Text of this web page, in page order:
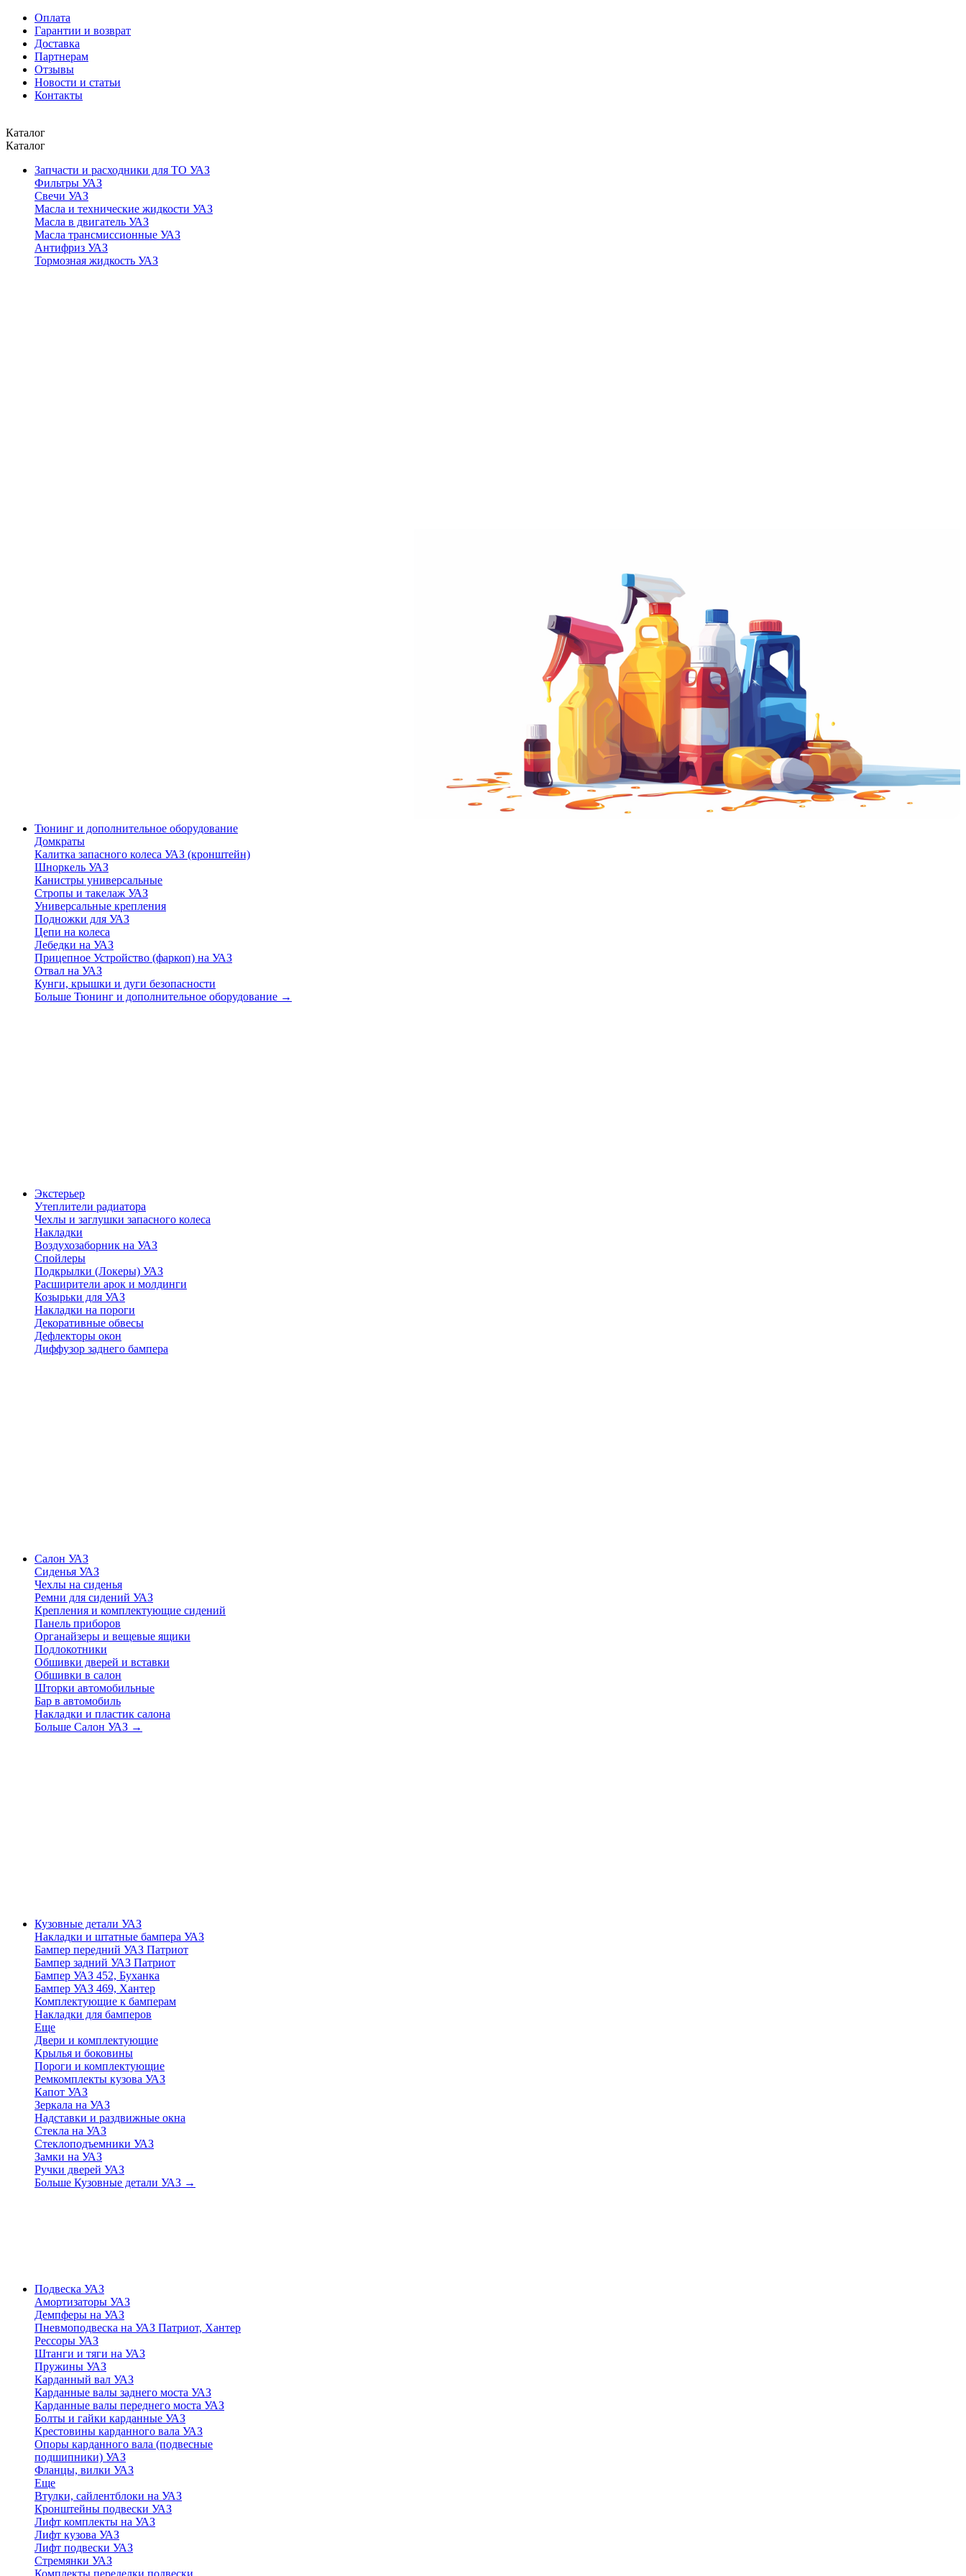
Оплата
Гарантии и возврат
Доставка
Партнерам
Отзывы
Новости и статьи
Контакты
Каталог
Каталог
Запчасти и расходники для ТО УАЗ
Фильтры УАЗ
Свечи УАЗ
Масла и технические жидкости УАЗ
Масла в двигатель УАЗ
Масла трансмиссионные УАЗ
Антифриз УАЗ
Тормозная жидкость УАЗ
Тюнинг и дополнительное оборудование
Домкраты
Калитка запасного колеса УАЗ (кронштейн)
Шноркель УАЗ
Канистры универсальные
Стропы и такелаж УАЗ
Универсальные крепления
Подножки для УАЗ
Цепи на колеса
Лебедки на УАЗ
Прицепное Устройство (фаркоп) на УАЗ
Отвал на УАЗ
Кунги, крышки и дуги безопасности
Больше Тюнинг и дополнительное оборудование →
Экстерьер
Утеплители радиатора
Чехлы и заглушки запасного колеса
Накладки
Воздухозаборник на УАЗ
Спойлеры
Подкрылки (Локеры) УАЗ
Расширители арок и молдинги
Козырьки для УАЗ
Накладки на пороги
Декоративные обвесы
Дефлекторы окон
Диффузор заднего бампера
Салон УАЗ
Сиденья УАЗ
Чехлы на сиденья
Ремни для сидений УАЗ
Крепления и комплектующие сидений
Панель приборов
Органайзеры и вещевые ящики
Подлокотники
Обшивки дверей и вставки
Обшивки в салон
Шторки автомобильные
Бар в автомобиль
Накладки и пластик салона
Больше Салон УАЗ →
Кузовные детали УАЗ
Накладки и штатные бампера УАЗ
Бампер передний УАЗ Патриот
Бампер задний УАЗ Патриот
Бампер УАЗ 452, Буханка
Бампер УАЗ 469, Хантер
Комплектующие к бамперам
Накладки для бамперов
Еще
Двери и комплектующие
Крылья и боковины
Пороги и комплектующие
Ремкомплекты кузова УАЗ
Капот УАЗ
Зеркала на УАЗ
Надставки и раздвижные окна
Стекла на УАЗ
Стеклоподъемники УАЗ
Замки на УАЗ
Ручки дверей УАЗ
Больше Кузовные детали УАЗ →
Подвеска УАЗ
Амортизаторы УАЗ
Демпферы на УАЗ
Пневмоподвеска на УАЗ Патриот, Хантер
Рессоры УАЗ
Штанги и тяги на УАЗ
Пружины УАЗ
Карданный вал УАЗ
Карданные валы заднего моста УАЗ
Карданные валы переднего моста УАЗ
Болты и гайки карданные УАЗ
Крестовины карданного вала УАЗ
Опоры карданного вала (подвесные
подшипники) УАЗ
Фланцы, вилки УАЗ
Еще
Втулки, сайлентблоки на УАЗ
Кронштейны подвески УАЗ
Лифт комплекты на УАЗ
Лифт кузова УАЗ
Лифт подвески УАЗ
Стремянки УАЗ
Комплекты переделки подвески